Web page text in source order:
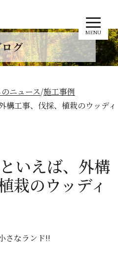
MENU
グ
ニュース/施工事例
構工事、伐採、植栽のウッディ
いえば、外構
栽のウッディ
さなランド!!